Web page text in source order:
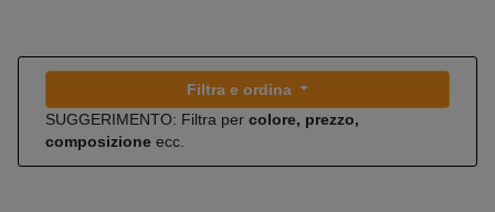
Filtra e ordina
SUGGERIMENTO: Filtra per colore, prezzo,
composizione ecc.